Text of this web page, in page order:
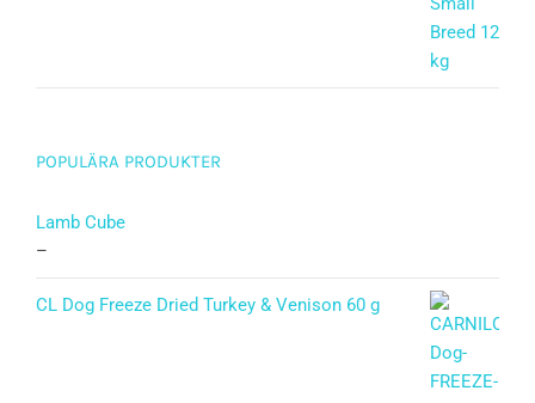
POPULÄRA PRODUKTER
Lamb Cube
–
CL Dog Freeze Dried Turkey & Venison 60 g